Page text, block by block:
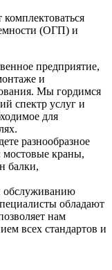
(ОГП) и
предприятие,
и
Мы гордимся
спектр услуг и
для
разнообразное
мостовые краны,
балки,
обслуживанию
обладают
нам
всех стандартов и